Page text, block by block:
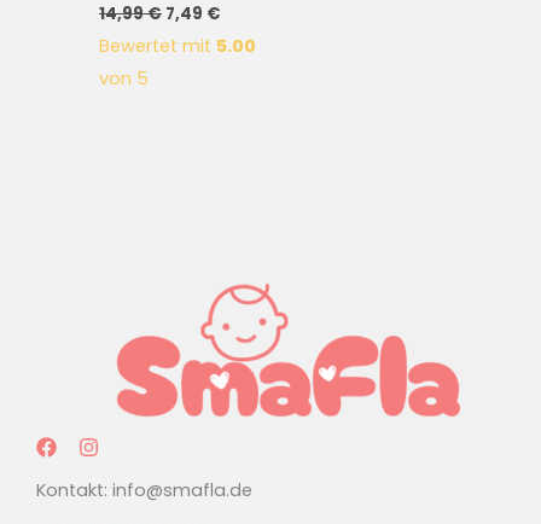
14,99€ 7,49 €
Bewertet mit 5.00
von 5
Kontakt: info@smafla.de